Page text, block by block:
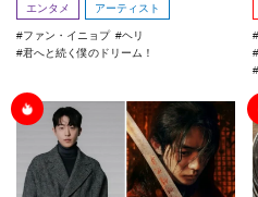
エンタメ アーティスト
ファン・イニョプ
ヘリ
君へと続く僕のドリーム！